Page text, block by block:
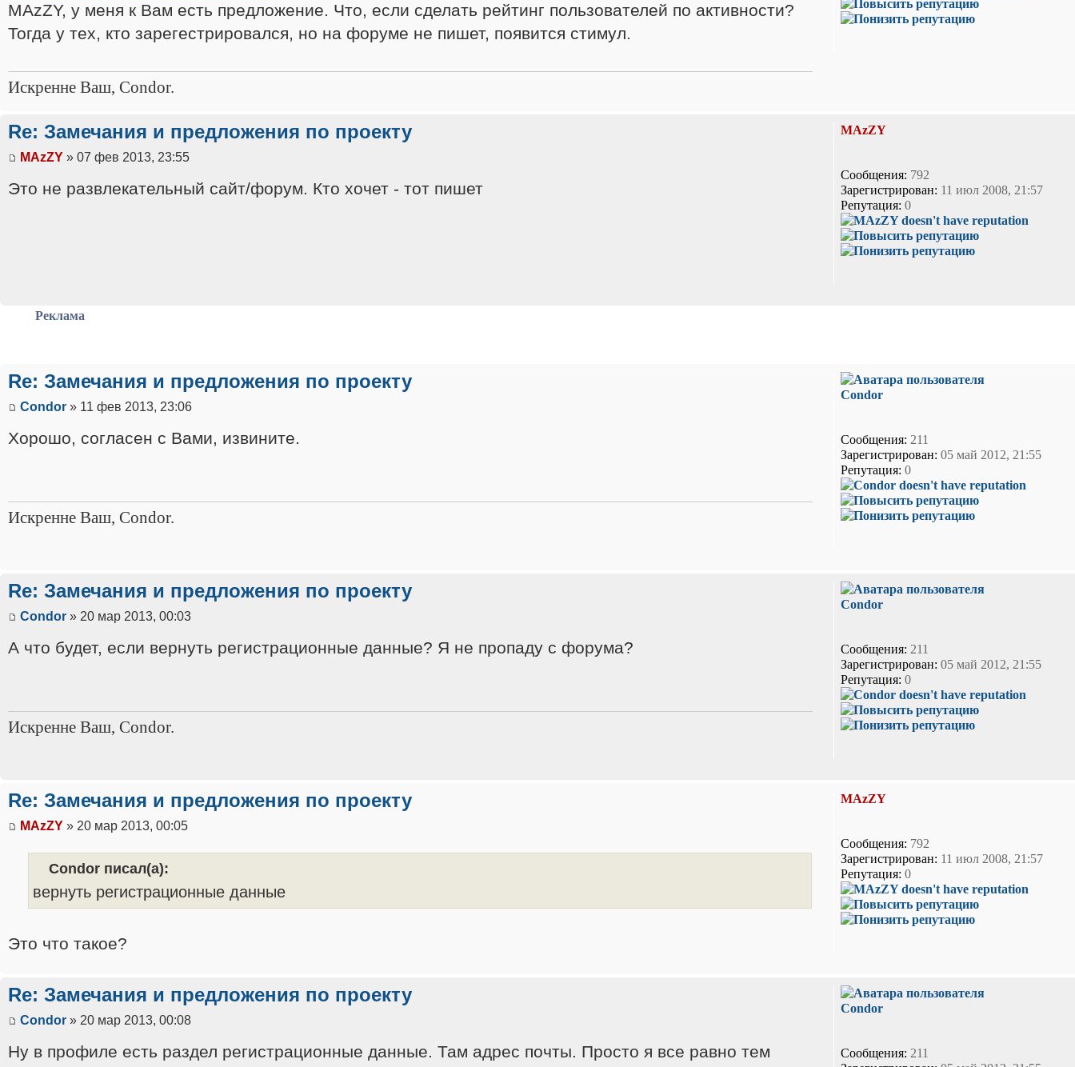
MAzZY, у меня к Вам есть предложение. Что, если сделать рейтинг пользователей по активности?
Тогда у тех, кто зарегестрировался, но на форуме не пишет, появится стимул.
Искренне Ваш, Condor.
Re: Замечания и предложения по проекту
MAzZY » 07 фев 2013, 23:55
Это не развлекательный сайт/форум. Кто хочет - тот пишет
MAzZY
Сообщения: 792
Зарегистрирован: 11 июл 2008, 21:57
Репутация: 0
Реклама
Re: Замечания и предложения по проекту
Condor » 11 фев 2013, 23:06
Хорошо, согласен с Вами, извините.
Искренне Ваш, Condor.
Condor
Сообщения: 211
Зарегистрирован: 05 май 2012, 21:55
Репутация: 0
Re: Замечания и предложения по проекту
Condor » 20 мар 2013, 00:03
А что будет, если вернуть регистрационные данные? Я не пропаду с форума?
Искренне Ваш, Condor.
Condor
Сообщения: 211
Зарегистрирован: 05 май 2012, 21:55
Репутация: 0
Re: Замечания и предложения по проекту
MAzZY » 20 мар 2013, 00:05
Condor писал(а):
вернуть регистрационные данные
Это что такое?
MAzZY
Сообщения: 792
Зарегистрирован: 11 июл 2008, 21:57
Репутация: 0
Re: Замечания и предложения по проекту
Condor » 20 мар 2013, 00:08
Ну в профиле есть раздел регистрационные данные. Там адрес почты. Просто я все равно тем
Condor
Сообщения: 211